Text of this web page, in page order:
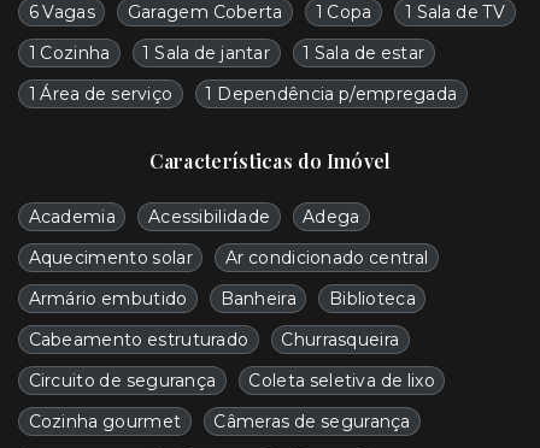
6 Vagas
Garagem Coberta 1 Copa
1 Sala de TV
1 Cozinha
1 Sala de jantar
1 Sala de estar
1 Área de serviço
1 Dependência p/empregada
Características do Imóvel
Academia Acessibilidade
Adega
Aquecimento solar
Ar condicionado central
Armário embutido
Banheira
Biblioteca
Cabeamento estruturado
Churrasqueira
Circuito de segurança
Coleta seletiva de lixo
Cozinha gourmet
Câmeras de segurança